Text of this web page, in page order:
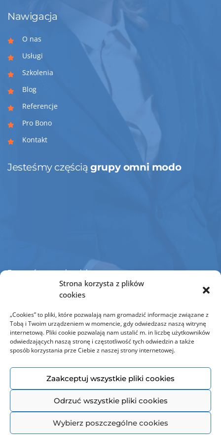
Strona korzysta z plików
cookies
„Cookies” to pliki, które pozwalają nam gromadzić informacje związane z
Tobą i Twoim urządzeniem w momencie, gdy odwiedzasz naszą witrynę
internetową. Pliki cookie pozwalają nam ustalić m. in liczbę użytkowników
odwiedzających naszą stronę i częstotliwość tych odwiedzin a także
sposób korzystania prze Ciebie z naszej strony internetowej.
Zaakceptuj wszystkie pliki cookies
Odrzuć wszystkie pliki cookies
Wybierz poszczególne cookies
Nawigacja
O nas
Usługi
Szkolenia
Blog
Referencje
Pro Bono
Kontakt
Jesteśmy częściągrupy omni modo
Jesteśmy członkiem
© Copyright 2021 Omni Modo. Wszelkie prawa zastrzeżone | Wykonanie:
Agencja Portal